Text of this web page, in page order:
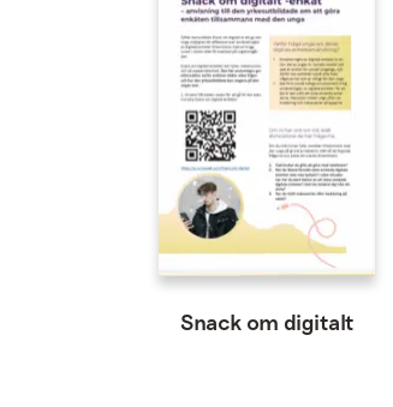
Snack om digitalt